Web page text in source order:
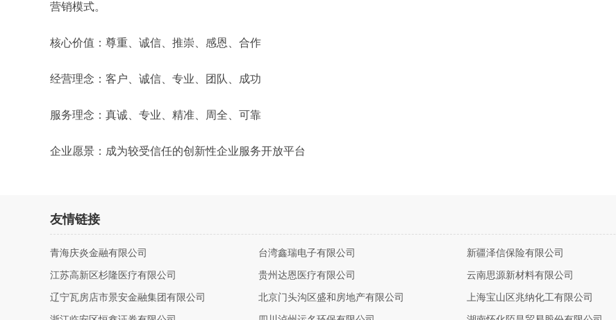
营销模式。
核心价值：尊重、诚信、推崇、感恩、合作
经营理念：客户、诚信、专业、团队、成功
服务理念：真诚、专业、精准、周全、可靠
企业愿景：成为较受信任的创新性企业服务开放平台
友情链接
青海庆炎金融有限公司 台湾鑫瑞电子有限公司 新疆泽信保险有限公司
江苏高新区杉隆医疗有限公司 贵州达恩医疗有限公司 云南思源新材料有限公司
辽宁瓦房店市景安金融集团有限公司 北京门头沟区盛和房地产有限公司 上海宝山区兆纳化工有限公司